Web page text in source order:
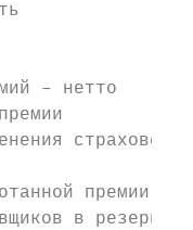
премий –
страховой
в резерве